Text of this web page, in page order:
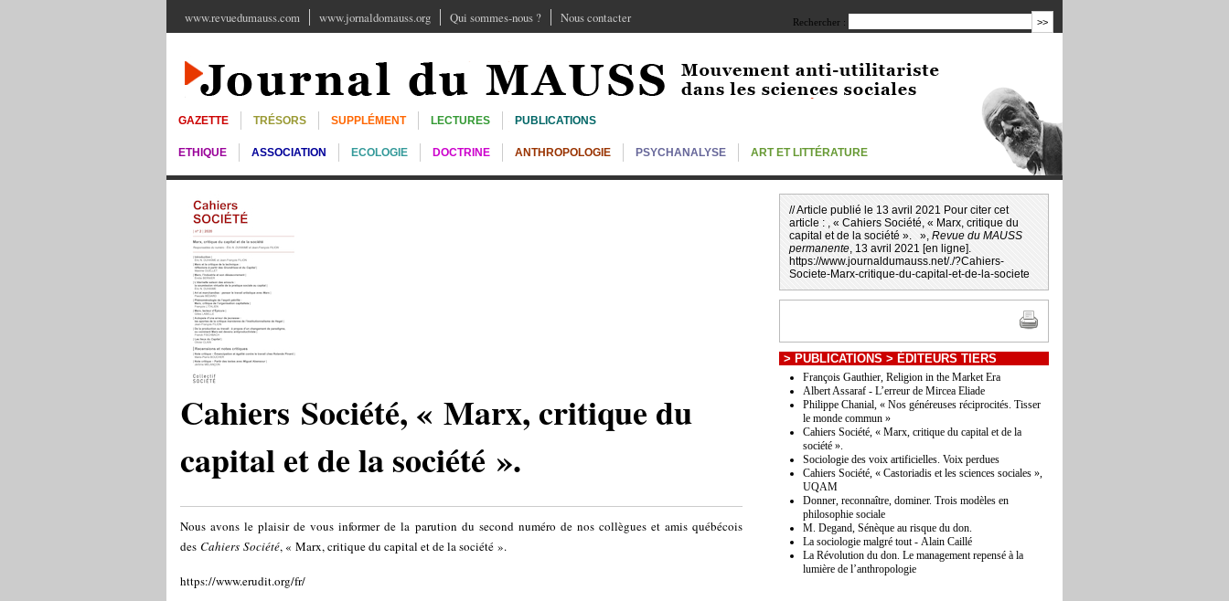
www.revuedumauss.com www.jornaldomauss.org Qui sommes-nous ? Nous contacter Rechercher :
GAZETTE TRÉSORS SUPPLÉMENT LECTURES PUBLICATIONS
ETHIQUE ASSOCIATION ECOLOGIE DOCTRINE ANTHROPOLOGIE PSYCHANALYSE ART ET LITTÉRATURE
Cahiers Société, « Marx, critique du
capital et de la société ».
Nous avons le plaisir de vous informer de la parution du second numéro de nos collègues et amis québécois
des Cahiers Société, « Marx, critique du capital et de la société ».
https://www.erudit.org/fr/
// Article publié le 13 avril 2021 Pour citer cet
article : , « Cahiers Société, « Marx, critique du
capital et de la société ». », Revue du MAUSS
permanente, 13 avril 2021 [en ligne].
https://www.journaldumauss.net/./?Cahiers-
Societe-Marx-critique-du-capital-et-de-la-societe
> PUBLICATIONS > ÉDITEURS TIERS
François Gauthier, Religion in the Market Era
Albert Assaraf - L’erreur de Mircea Eliade
Philippe Chanial, « Nos généreuses réciprocités. Tisser
le monde commun »
Cahiers Société, « Marx, critique du capital et de la
société ».
Sociologie des voix artificielles. Voix perdues
Cahiers Société, « Castoriadis et les sciences sociales »,
UQAM
Donner, reconnaître, dominer. Trois modèles en
philosophie sociale
M. Degand, Sénèque au risque du don.
La sociologie malgré tout - Alain Caillé
La Révolution du don. Le management repensé à la
lumière de l’anthropologie